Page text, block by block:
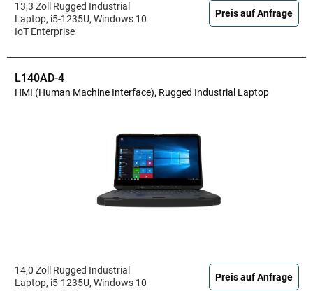
13,3 Zoll Rugged Industrial
Laptop, i5-1235U, Windows 10
IoT Enterprise
Preis auf Anfrage
L140AD-4
HMI (Human Machine Interface), Rugged Industrial Laptop
14,0 Zoll Rugged Industrial
Laptop, i5-1235U, Windows 10
Preis auf Anfrage